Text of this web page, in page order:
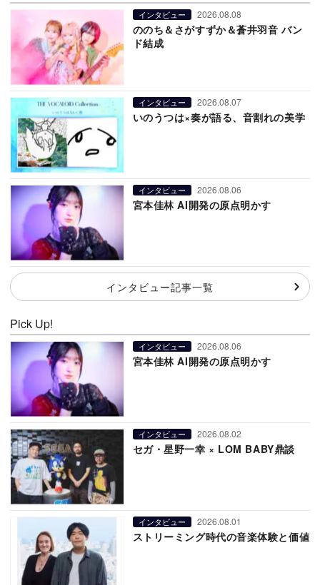
インタビュー 2026.08.08
ののち＆さがすずか＆蒼井羽音 バン
ド結成
インタビュー 2026.08.07
いのうつは×奏が語る、音割れの美学
インタビュー 2026.08.06
宮本佳林 AI開発の原点明かす
インタビュー記事一覧
Pick Up!
インタビュー 2026.08.06
宮本佳林 AI開発の原点明かす
インタビュー 2026.08.02
セガ・星野一幸 × LOM BABY鼎談
インタビュー 2026.08.01
ストリーミング時代の音楽体験と価値